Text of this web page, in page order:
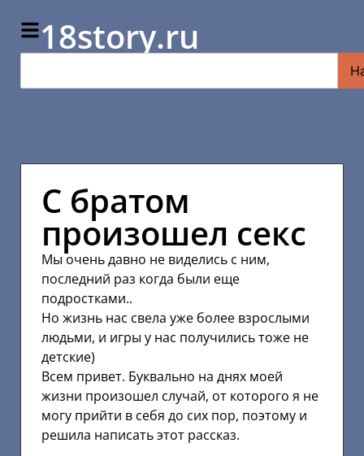
18story.ru
С братом
произошел секс
Мы очень давно не виделись с ним,
последний раз когда были еще
подростками..
Но жизнь нас свела уже более взрослыми
людьми, и игры у нас получились тоже не
детские)
Всем привет. Буквально на днях моей
жизни произошел случай, от которого я не
могу прийти в себя до сих пор, поэтому и
решила написать этот рассказ.